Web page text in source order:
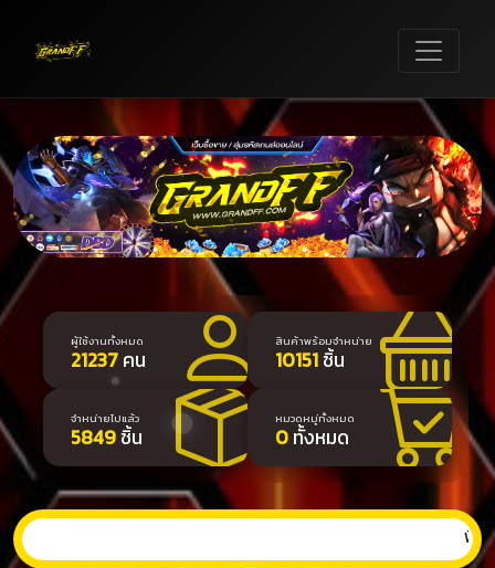
ผู้ใช้งานทั้งหมด
21237คน
สินค้าพร้อมจำหน่าย
10151ชิ้น
จำหน่ายไปแล้ว
5849ชิ้น
หมวดหมู่ทั้งหมด
0ทั้งหมด
พิเศษ